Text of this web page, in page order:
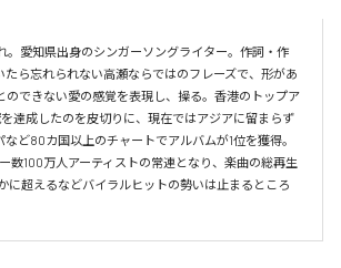
。愛知県出身のシンガーソングライター。作詞・作
たら忘れられない高瀬ならではのフレーズで、形があ
のできない愛の感覚を表現し、操る。香港のトップア
達成したのを皮切りに、現在ではアジアに留まらず
など80カ国以上のチャートでアルバムが1位を獲得。
数100万人アーティストの常連となり、楽曲の総再生
に超えるなどバイラルヒットの勢いは止まるところ